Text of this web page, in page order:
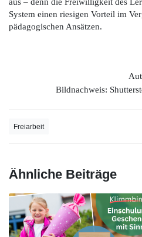
aus – denn die Freiwilligkeit des
System einen riesigen Vorteil im
pädagogischen Ansätzen.
Bildnachweis: Shutterst
Freiarbeit
Ähnliche Beiträge